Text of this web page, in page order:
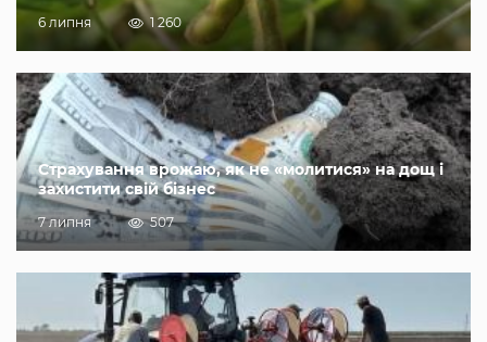
6 липня 1 260
Страхування врожаю, як не «молитися» на дощ і
захистити свій бізнес
7 липня 507